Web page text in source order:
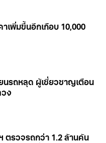
เพิ่มขึ้นอีกเกือบ 10,000
นรถหลุด ผู้เชี่ยวชาญเตือน
วง
ตรวจรถกว่า 1.2 ล้านคัน